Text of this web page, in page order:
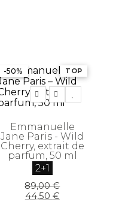
-50% TOP
Emmanuelle
Jane Paris - Wild
Cherry, extrait de
parfum, 50 ml
2+1
89,00€
Original
price
44,50 €
Current
price